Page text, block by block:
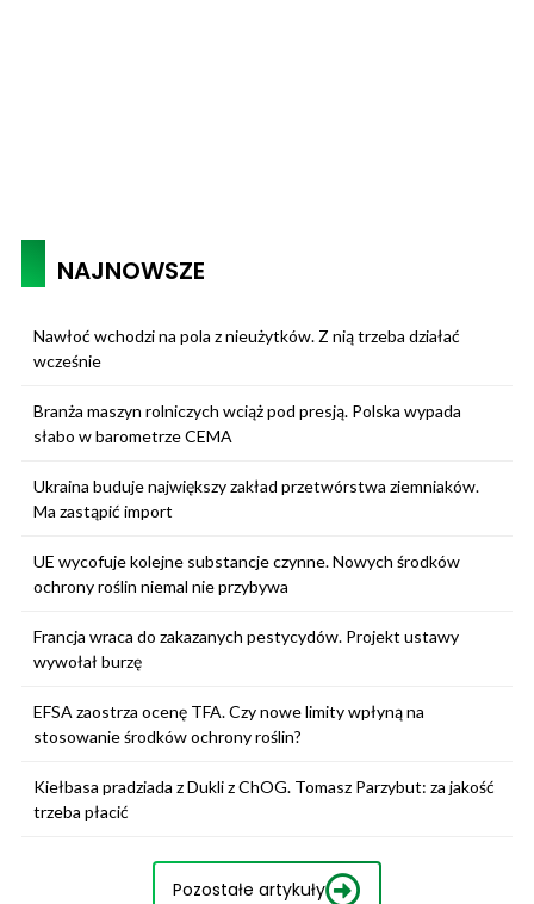
NAJNOWSZE
Nawłoć wchodzi na pola z nieużytków. Z nią trzeba działać
wcześnie
Branża maszyn rolniczych wciąż pod presją. Polska wypada
słabo w barometrze CEMA
Ukraina buduje największy zakład przetwórstwa ziemniaków.
Ma zastąpić import
UE wycofuje kolejne substancje czynne. Nowych środków
ochrony roślin niemal nie przybywa
Francja wraca do zakazanych pestycydów. Projekt ustawy
wywołał burzę
EFSA zaostrza ocenę TFA. Czy nowe limity wpłyną na
stosowanie środków ochrony roślin?
Kiełbasa pradziada z Dukli z ChOG. Tomasz Parzybut: za jakość
trzeba płacić
Pozostałe artykuły